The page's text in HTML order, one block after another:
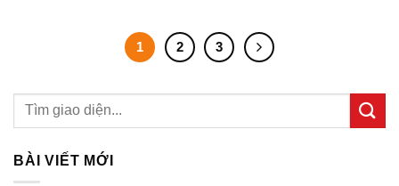
1 2 3
BÀI VIẾT MỚI